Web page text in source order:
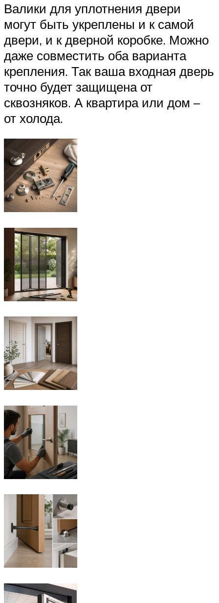
Валики для уплотнения двери
могут быть укреплены и к самой
двери, и к дверной коробке. Можно
даже совместить оба варианта
крепления. Так ваша входная дверь
точно будет защищена от
сквозняков. А квартира или дом –
от холода.